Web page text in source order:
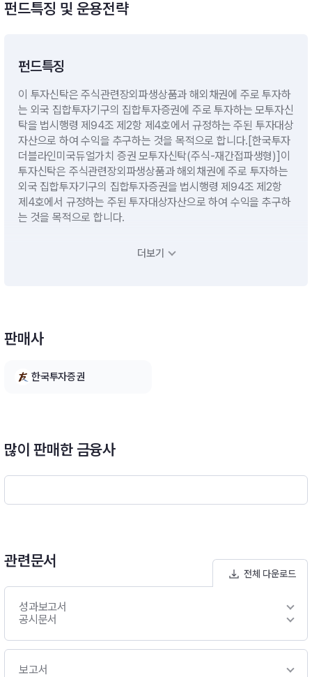
펀드특징 및 운용전략
펀드특징
이 투자신탁은 주식관련장외파생상품과 해외채권에 주로 투자하
는 외국 집합투자기구의 집합투자증권에 주로 투자하는 모투자신
탁을 법시행령 제94조 제2항 제4호에서 규정하는 주된 투자대상
자산으로 하여 수익을 추구하는 것을 목적으로 합니다.[한국투자
더블라인미국듀얼가치 증권 모투자신탁(주식-재간접파생형)]이
투자신탁은 주식관련장외파생상품과 해외채권에 주로 투자하는
외국 집합투자기구의 집합투자증권을 법시행령 제94조 제2항
제4호에서 규정하는 주된 투자대상자산으로 하여 수익을 추구하
는 것을 목적으로 합니다.
주로 투자하는 외국 집합투자기구의 집합투자증권을 법시행령 제
익을 추구하는 것을 목적으로 합니다.- 이 투자신탁은 주식관련장
외파생상품과 해외채권에 주로 투자하는 외국 집합투자기구의 집
hiller EnhancedCAPE® Fund(더블라인 쉴러 인핸스드 CAPE
® 펀드)”에 투자신탁재산의 대부분을 투자하여 수익을 추구하는
것을 목적으로 합니다.※ 비교지수 : [(S&P500 Index(원화환산)
더보기
판매사
한국투자증권
많이 판매한 금융사
관련문서
전체 다운로드
성과보고서
공시문서
보고서